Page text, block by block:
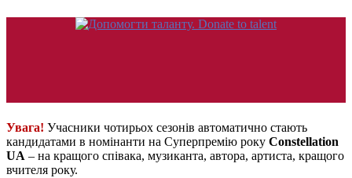
Увага! Учасники чотирьох сезонів автоматично стають
кандидатами в номінанти на Суперпремію року Constellation
UA – на кращого співака, музиканта, автора, артиста, кращого
вчителя року.